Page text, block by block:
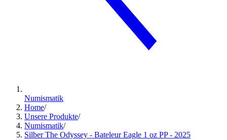
Numismatik
Home/
Unsere Produkte/
Numismatik/
Silber The Odyssey - Bateleur Eagle 1 oz PP - 2025